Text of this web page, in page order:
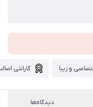
و زیبا گارانتی
دیدگاه‌ها